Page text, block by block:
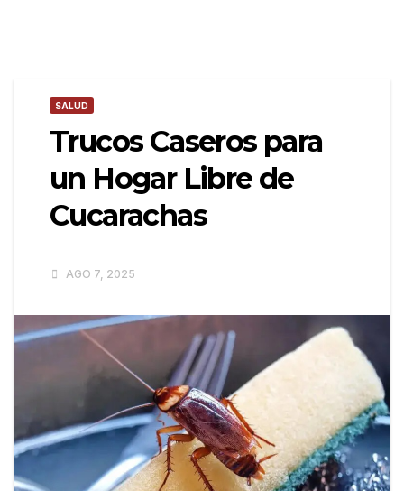
SALUD
Trucos Caseros para
un Hogar Libre de
Cucarachas
AGO 7, 2025